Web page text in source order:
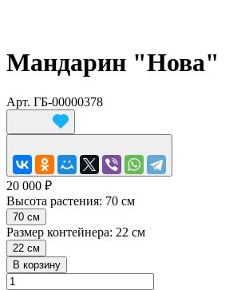
Мандарин "Нова"
Арт. ГБ-00000378
20 000 ₽
Высота растения: 70 см
70 см
Размер контейнера: 22 см
22 см
В корзину